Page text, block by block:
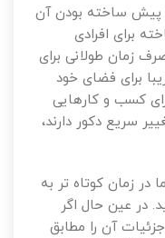
پیش ساخته بودن آن
برای افرادی
زمان طولانی برای
برای فضای خود
کسب و کارهایی
سریع دکور دارند،
زمان کوتاه تر به
در عین حال اگر
آن را مطابق